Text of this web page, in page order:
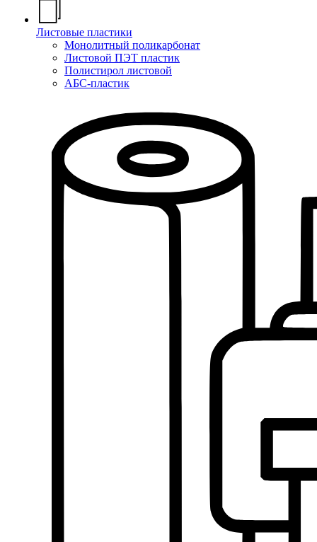
Листовые пластики
Монолитный поликарбонат
Листовой ПЭТ пластик
Полистирол листовой
АБС-пластик